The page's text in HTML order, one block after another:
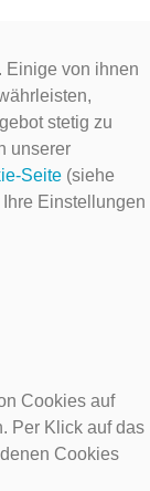
Einige von ihnen
stetig zu
unserer
Seite (siehe
Einstellungen
Cookies auf
Per Klick auf das
Cookies